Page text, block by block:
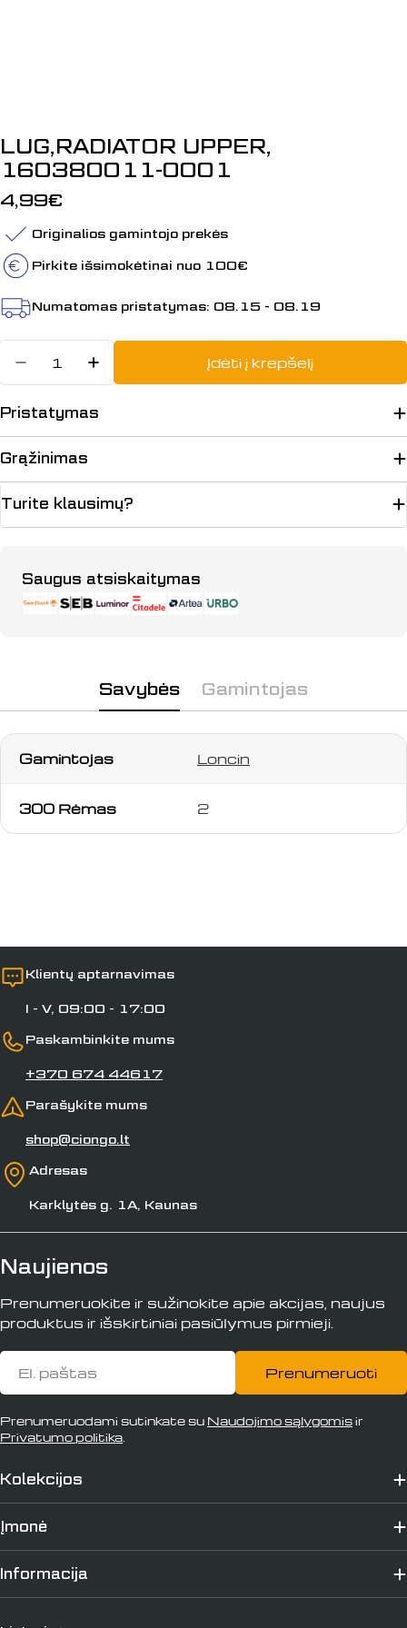
LUG,RADIATOR UPPER,
160380011-0001
Įprasta
kaina
4,99€
Originalios gamintojo prekės
Pirkite išsimokėtinai nuo 100€
Numatomas pristatymas: 08.15 - 08.19
Sumažinti kiekį: LUG,RADIATOR
Padidinti LUG,RADIATOR
Įdėti į krepšelį
Pristatymas
Grąžinimas
Turite klausimų?
vardas
Jūsų
telefonas
pranešimas
Laukai, pažymėti *, yra privalomi.
Saugus atsiskaitymas
Apmokėjimo
būdai
Savybės Gamintojas
Gamintojas Loncin
300 Rėmas 2
Klientų aptarnavimas
I - V, 09:00 - 17:00
Paskambinkite mums
+370 674 44617
Parašykite mums
shop@ciongo.lt
Adresas
Karklytės g. 1A, Kaunas
Kolekcijos
Įmonė
Informacija
Naujienos
Prenumeruokite ir sužinokite apie akcijas, naujus
produktus ir išskirtiniai pasiūlymus pirmieji.
El.
paštas
Prenumeruoti
Prenumeruodami sutinkate su Naudojimo sąlygomisir
Privatumo politika